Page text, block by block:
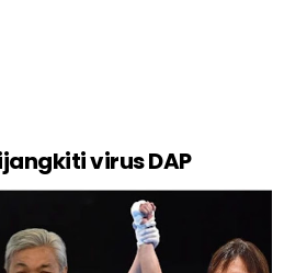
virus DAP